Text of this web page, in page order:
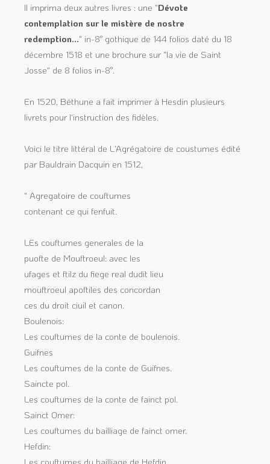
Il imprima deux autres livres : une "Dévote
contemplation sur le mistère de nostre
redemption..." in-8° gothique de 144 folios daté du 18
décembre 1518 et une brochure sur "la vie de Saint
Josse" de 8 folios in-8°.
En 1520, Béthune a fait imprimer à Hesdin plusieurs
livrets pour l'instruction des fidèles.
Voici le titre littéral de L'Agrégatoire de coustumes édité
par Bauldrain Dacquin en 1512,
" Agregatoire de couftumes
contenant ce qui fenfuit.
LEs couftumes generales de la
puofte de Mouftroeul: avec les
ufages et ftilz du fiege real dudit lieu
mouftroeul apoftiles des concordan
ces du droit ciuil et canon.
Boulenois:
Les couftumes de la conte de boulenois.
Guifnes
Les couftumes de la conte de Guifnes.
Saincte pol.
Les couftumes de la conte de fainct pol.
Sainct Omer:
Les couftumes du bailliage de fainct omer.
Hefdin:
Les couftumes du bailliage de Hefdin.